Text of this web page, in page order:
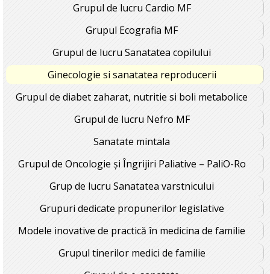
Grupul de lucru Cardio MF
Grupul Ecografia MF
Grupul de lucru Sanatatea copilului
Ginecologie si sanatatea reproducerii
Grupul de diabet zaharat, nutritie si boli metabolice
Grupul de lucru Nefro MF
Sanatate mintala
Grupul de Oncologie și Îngrijiri Paliative – PaliO-Ro
Grup de lucru Sanatatea varstnicului
Grupuri dedicate propunerilor legislative
Modele inovative de practică în medicina de familie
Grupul tinerilor medici de familie